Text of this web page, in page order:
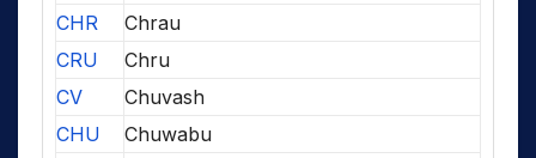
CHR
Chrau
CRU
Chru
CV
Chuvash
CHU
Chuwabu